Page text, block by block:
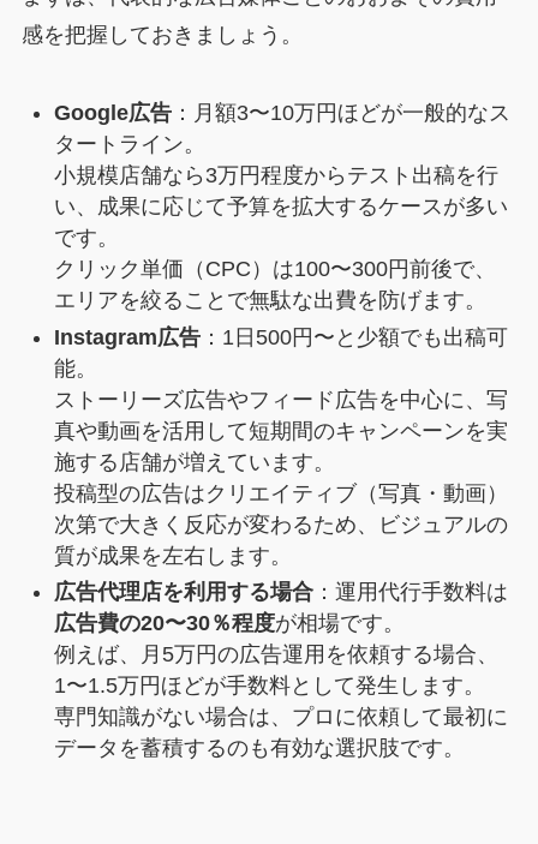
感を把握しておきましょう。
Google広告：月額3〜10万円ほどが一般的なス
タートライン。
小規模店舗なら3万円程度からテスト出稿を行
い、成果に応じて予算を拡大するケースが多い
です。
クリック単価（CPC）は100〜300円前後で、
エリアを絞ることで無駄な出費を防げます。
Instagram広告：1日500円〜と少額でも出稿可
能。
ストーリーズ広告やフィード広告を中心に、写
真や動画を活用して短期間のキャンペーンを実
施する店舗が増えています。
投稿型の広告はクリエイティブ（写真・動画）
次第で大きく反応が変わるため、ビジュアルの
質が成果を左右します。
広告代理店を利用する場合：運用代行手数料は
広告費の20〜30％程度が相場です。
例えば、月5万円の広告運用を依頼する場合、
1〜1.5万円ほどが手数料として発生します。
専門知識がない場合は、プロに依頼して最初に
データを蓄積するのも有効な選択肢です。